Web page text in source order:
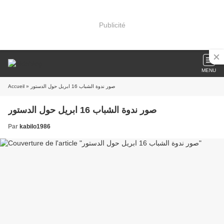
Publicité
MENU
Accueil » صور ندوة الشباب 16 ابريل حول الدستور
صور ندوة الشباب 16 ابريل حول الدستور
Par kabilo1986